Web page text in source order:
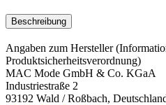
Beschreibung
Angaben zum Hersteller
Produktsicherheitsverordnung)
MAC Mode GmbH & Co. KGaA
Industriestraße 2
93192 Wald / Roßbach,